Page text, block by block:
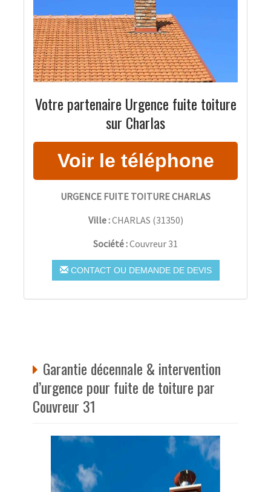
Votre partenaire Urgence fuite toiture
sur Charlas
URGENCE FUITE TOITURE CHARLAS
Ville :CHARLAS (31350)
Société :Couvreur 31
CONTACT OU DEMANDE DE DEVIS
Garantie décennale & intervention
d’urgence pour fuite de toiture par
Couvreur 31